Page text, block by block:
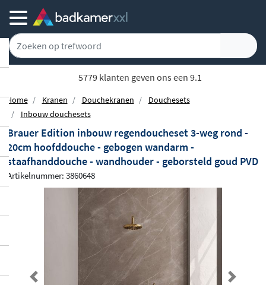
5779 klanten geven ons een 9.1
Home Kranen Douchekranen
Douchesets
Inbouw douchesets
Brauer Edition inbouw regendoucheset 3-weg rond -
20cm hoofddouche - gebogen wandarm -
staafhanddouche - wandhouder - geborsteld goud PVD
Artikelnummer: 3860648